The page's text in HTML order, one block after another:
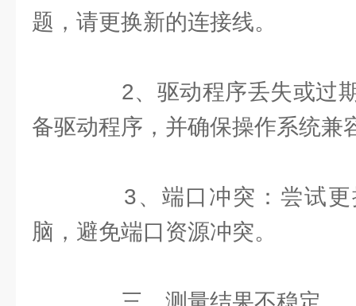
题，请更换新的连接线。
2、驱动程序丢失或过期
备驱动程序，并确保操作系统兼
3、端口冲突：尝试更
脑，避免端口资源冲突。